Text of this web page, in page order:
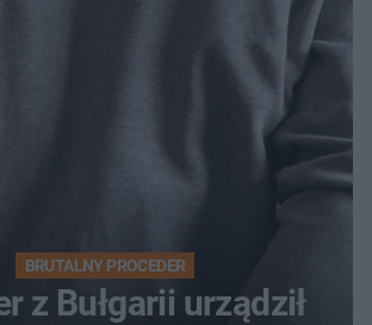
BRUTALNY PROCEDER
z Bułgarii urządził